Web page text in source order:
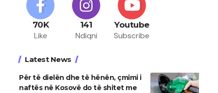
70K
Like
141
Ndiqni
Youtube
Subscribe
Latest News
Për të dielën dhe të hënën, çmimi i
naftës në Kosovë do të shitet me